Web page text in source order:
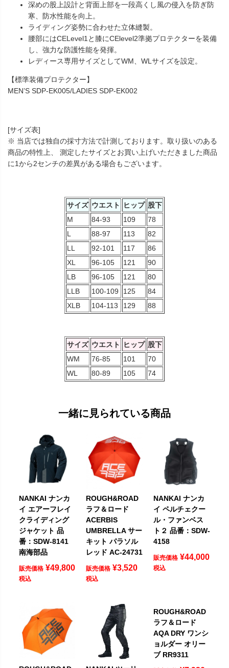
深めの股上設計と背面上部を一段高くし風の侵入を防ぎ防
寒、防水性能を向上。
ライディング姿勢に合わせた立体縫製。
腰部にはCELevel1と膝にCElevel2準拠プロテクターを装備
し、強力な防護性能を発揮。
レディース専用サイズとしてWM、WLサイズを設定。
【標準装備プロテクター】
MEN’S SDP-EK005/LADIES SDP-EK002
[サイズ表]
※ 当店では独自の採寸方法で計測しております。取り扱いのある
商品の特性上、 測定したサイズとお買い上げいただきました商品
に1から2センチの差異がある場合もございます。
サイズ ウエスト ヒップ 股下
M
84-93 109
78
L
88-97 113
82
LL
92-101 117
86
XL
96-105 121
90
LB
96-105 121
80
LLB
100-109 125
84
XLB
104-113 129 88
サイズ ウエスト ヒップ 股下
WM
76-85 101
70
WL
80-89 105 74
一緒に見られている商品
NANKAI ナンカ
イ エアーフレイ
クライディング
ジャケット 品
番：SDW-8141
南海部品
販売価格 ¥49,800
税込
ROUGH&ROAD
ラフ＆ロード
ACERBIS
UMBRELLA サー
キット パラソル
レッド AC-24731
販売価格 ¥3,520
税込
NANKAI ナンカ
イ ペルチェクー
ル・ファンベス
ト２ 品番：SDW-
4158
販売価格 ¥44,000
税込
ROUGH&ROAD
ラフ＆ロード
AQA DRY ワンシ
ョルダー オリー
ブ RR9311